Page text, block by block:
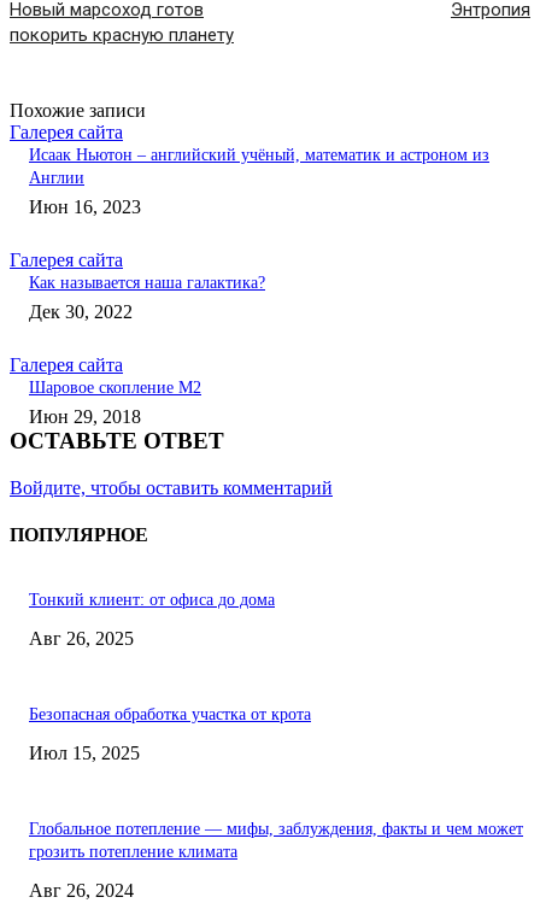
Новый марсоход готов
покорить красную планету
Энтропия
Похожие записи
Галерея сайта
Исаак Ньютон – английский учёный, математик и астроном из
Англии
Июн 16, 2023
Галерея сайта
Как называется наша галактика?
Дек 30, 2022
Галерея сайта
Шаровое скопление М2
Июн 29, 2018
ОСТАВЬТЕ ОТВЕТ
Войдите, чтобы оставить комментарий
ПОПУЛЯРНОЕ
Тонкий клиент: от офиса до дома
Авг 26, 2025
Безопасная обработка участка от крота
Июл 15, 2025
Глобальное потепление — мифы, заблуждения, факты и чем может
грозить потепление климата
Авг 26, 2024